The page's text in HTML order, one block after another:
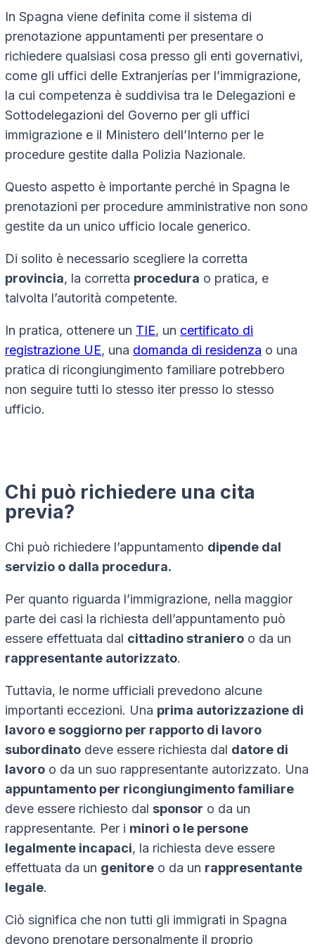
In Spagna viene definita come il sistema di
prenotazione appuntamenti per presentare o
richiedere qualsiasi cosa presso gli enti governativi,
come gli uffici delle Extranjerías per l’immigrazione,
la cui competenza è suddivisa tra le Delegazioni e
Sottodelegazioni del Governo per gli uffici
immigrazione e il Ministero dell’Interno per le
procedure gestite dalla Polizia Nazionale.
Questo aspetto è importante perché in Spagna le
prenotazioni per procedure amministrative non sono
gestite da un unico ufficio locale generico.
Di solito è necessario scegliere la corretta
provincia, la corretta procedura o pratica, e
talvolta l’autorità competente.
In pratica, ottenere un TIE, un certificato di
registrazione UE, una domanda di residenza o una
pratica di ricongiungimento familiare potrebbero
non seguire tutti lo stesso iter presso lo stesso
ufficio.
Chi può richiedere una cita
previa?
Chi può richiedere l’appuntamento dipende dal
servizio o dalla procedura.
Per quanto riguarda l’immigrazione, nella maggior
parte dei casi la richiesta dell’appuntamento può
essere effettuata dal cittadino straniero o da un
rappresentante autorizzato.
Tuttavia, le norme ufficiali prevedono alcune
importanti eccezioni. Una prima autorizzazione di
lavoro e soggiorno per rapporto di lavoro
subordinato deve essere richiesta dal datore di
lavoro o da un suo rappresentante autorizzato. Una
appuntamento per ricongiungimento familiare
deve essere richiesto dal sponsor o da un
rappresentante. Per i minori o le persone
legalmente incapaci, la richiesta deve essere
effettuata da un genitore o da un rappresentante
legale.
Ciò significa che non tutti gli immigrati in Spagna
devono prenotare personalmente il proprio